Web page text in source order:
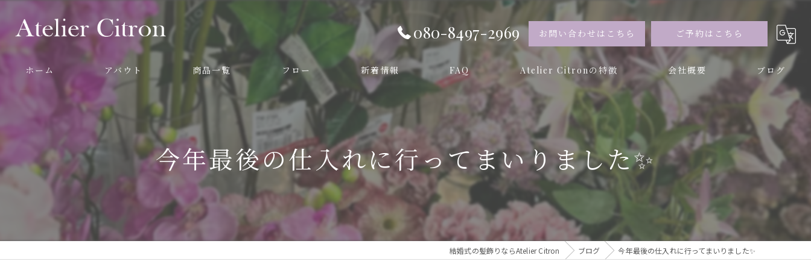
080-8497-2969 お問い合わせはこちら ご予約はこちら
ホーム アバウト 商品一覧 フロー 新着情報 FAQ Atelier Citronの特徴
プリザーブドフラワー
和装
成人式
卒業式
会社概要 ブログ
今年最後の仕入れに行ってまいりました✨️
結婚式の髪飾りならAtelier Citron ブログ 今年最後の仕入れに行ってまいりました✨️